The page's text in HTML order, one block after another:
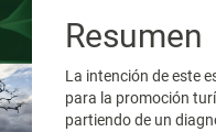
principal
del
artículo
Resumen
La intención de este
para la promoción
partiendo de un